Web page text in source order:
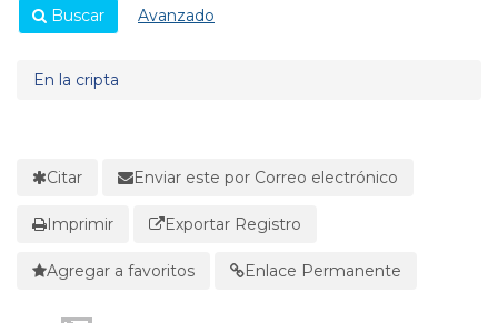
Buscar Avanzado
En la cripta
Citar Enviar este por Correo electrónico
Imprimir Exportar Registro
Agregar a favoritos Enlace Permanente